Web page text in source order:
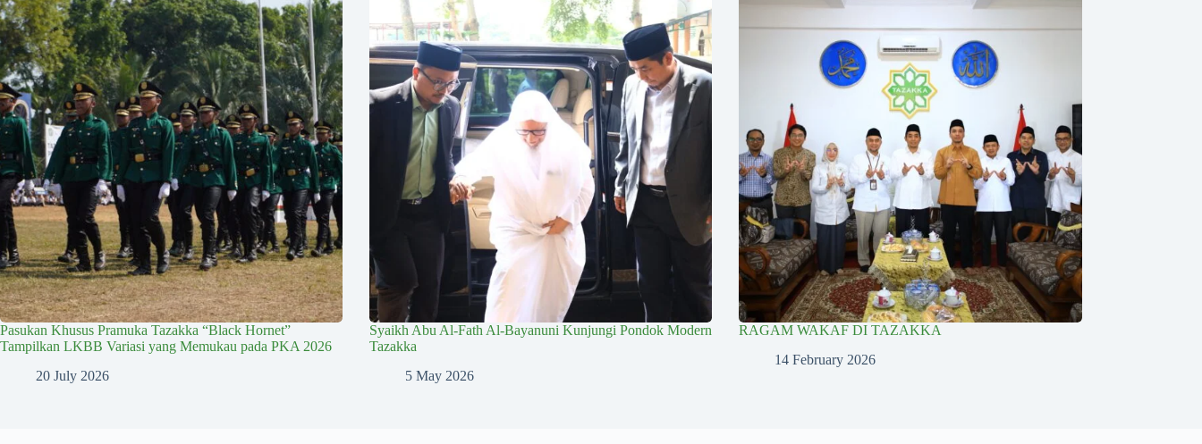
Pasukan Khusus Pramuka Tazakka “Black Hornet”
Tampilkan LKBB Variasi yang Memukau pada PKA 2026
20 July 2026
Syaikh Abu Al-Fath Al-Bayanuni Kunjungi Pondok Modern
Tazakka
5 May 2026
RAGAM WAKAF DI TAZAKKA
14 February 2026